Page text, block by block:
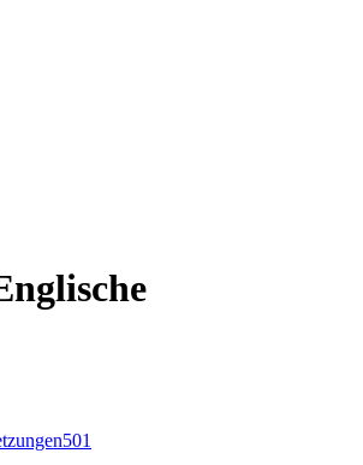
501